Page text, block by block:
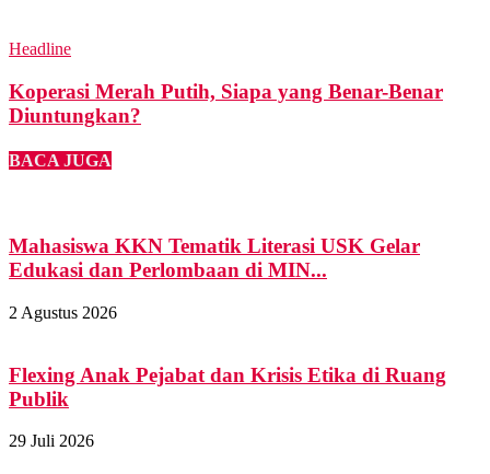
Headline
Koperasi Merah Putih, Siapa yang Benar-Benar
Diuntungkan?
BACA JUGA
Mahasiswa KKN Tematik Literasi USK Gelar
Edukasi dan Perlombaan di MIN...
2 Agustus 2026
Flexing Anak Pejabat dan Krisis Etika di Ruang
Publik
29 Juli 2026